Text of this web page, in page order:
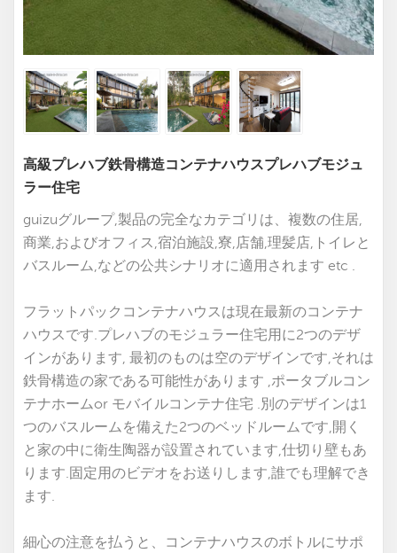
高級プレハブ鉄骨構造コンテナハウスプレハブモジュ
ラー住宅
guizuグループ,製品の完全なカテゴリは、複数の住居,
商業,およびオフィス,宿泊施設,寮,店舗,理髪店,トイレと
バスルーム,などの公共シナリオに適用されます etc .
フラットパックコンテナハウスは現在最新のコンテナ
ハウスです.プレハブのモジュラー住宅用に2つのデザ
インがあります 最初のものは空のデザインです,それは
鉄骨構造の家である可能性があります ,ポータブルコン
テナホームor モバイルコンテナ住宅 .別のデザインは1
つのバスルームを備えた2つのベッドルームです,開く
と家の中に衛生陶器が設置されています,仕切り壁もあ
ります.固定用のビデオをお送りします,誰でも理解でき
ます.
細心の注意を払うと、コンテナハウスのボトルにサポ